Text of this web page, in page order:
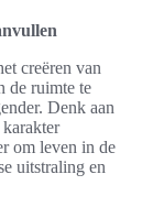
creëren van
de ruimte te
Denk aan
om leven in de
uitstraling en